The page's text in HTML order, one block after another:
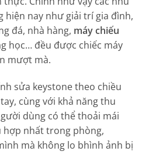
hiện nay như giải trí gia đình,
đá, nhà hàng, máy chiếu
học… đều được chiếc máy
mượt mà.
sửa keystone theo chiều
cùng với khả năng thu
dùng có thể thoải mái
hợp nhất trong phòng,
mà không lo bhình ảnh bị